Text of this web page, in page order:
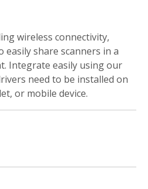
wireless connectivity,
share scanners in a
Integrate easily using our
need to be installed on
or mobile device.